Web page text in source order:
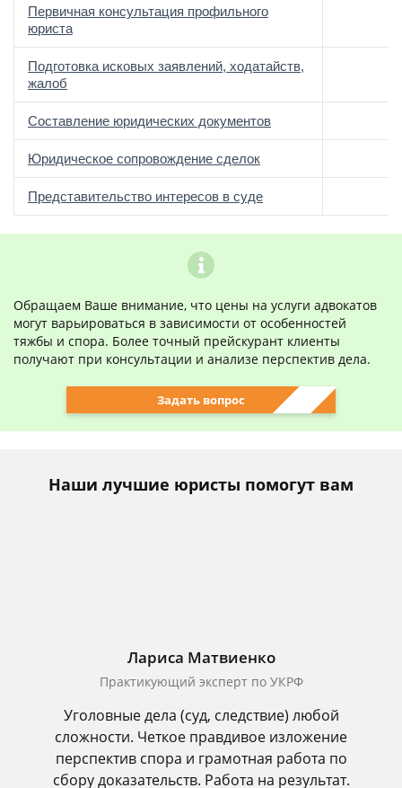
Первичная консультация профильного
юриста
Подготовка исковых заявлений, ходатайств,
жалоб
Составление юридических документов
Юридическое сопровождение сделок
Представительство интересов в суде
Обращаем Ваше внимание, что цены на услуги адвокатов
могут варьироваться в зависимости от особенностей
тяжбы и спора. Более точный прейскурант клиенты
получают при консультации и анализе перспектив дела.
Задать вопрос
Наши лучшие юристы помогут вам
Лариса Матвиенко
Практикующий эксперт по УКРФ
Уголовные дела (суд, следствие) любой
сложности. Четкое правдивое изложение
перспектив спора и грамотная работа по
сбору доказательств. Работа на результат.